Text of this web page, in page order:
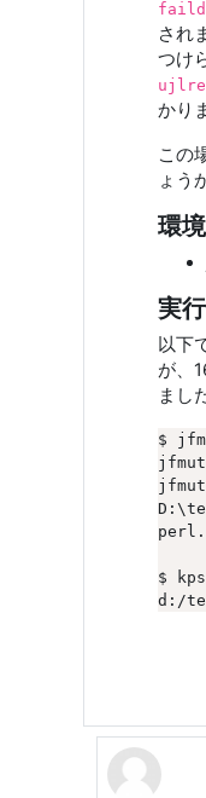
され
つけ
かり
この
ょう
環境
実
以下
が、
まし
$
$